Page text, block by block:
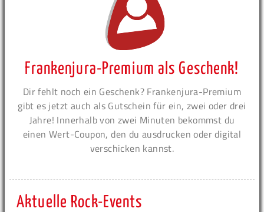
Frankenjura-Premium als Geschenk!
Dir fehlt noch ein Geschenk? Frankenjura-Premium
gibt es jetzt auch als Gutschein für ein, zwei oder drei
Jahre! Innerhalb von zwei Minuten bekommst du
einen Wert-Coupon, den du ausdrucken oder digital
verschicken kannst.
Aktuelle Rock-Events